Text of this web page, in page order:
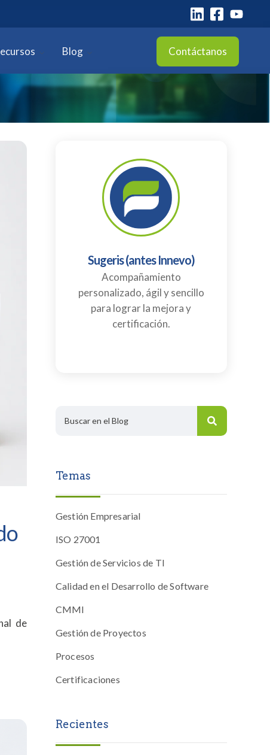
Blog Contáctanos
de
Sugeris (antes Innevo)
Acompañamiento
personalizado, ágil y sencillo
para lograr la mejora y
certificación.
Temas
Gestión Empresarial
ISO 27001
Gestión de Servicios de TI
Calidad en el Desarrollo de Software
CMMI
Gestión de Proyectos
Procesos
Certificaciones
Recientes